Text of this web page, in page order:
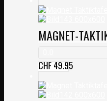
MAGNET-
CHF49.95